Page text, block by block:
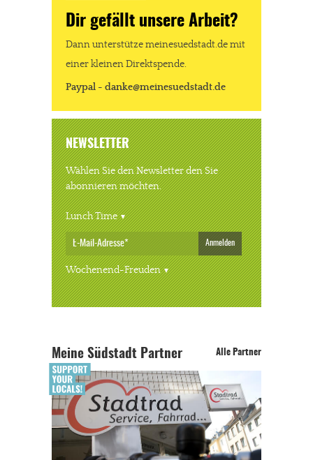
Dir gefällt unsere Arbeit?
Dann unterstütze meinesuedstadt.de mit
einer kleinen Direktspende.
Paypal - danke@meinesuedstadt.de
NEWSLETTER
Wählen Sie den Newsletter den Sie
abonnieren möchten.
Lunch Time
Anmelden
Wochenend-Freuden
Meine Südstadt Partner Alle Partner